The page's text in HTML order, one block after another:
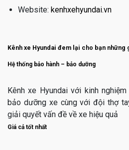
Website: kenhxehyundai.vn
Kênh xe Hyundai đem lại cho bạn những
Hệ thống bảo hành – bảo dưỡng
Kênh xe Hyundai với kinh
bảo dưỡng xe cùng với đội thợ
giải quyết vấn đề về xe hiệu quả
Giá cả tốt nhất